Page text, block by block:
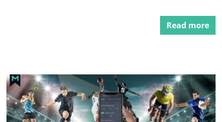
Read more